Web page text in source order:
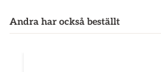
Andra har också beställt